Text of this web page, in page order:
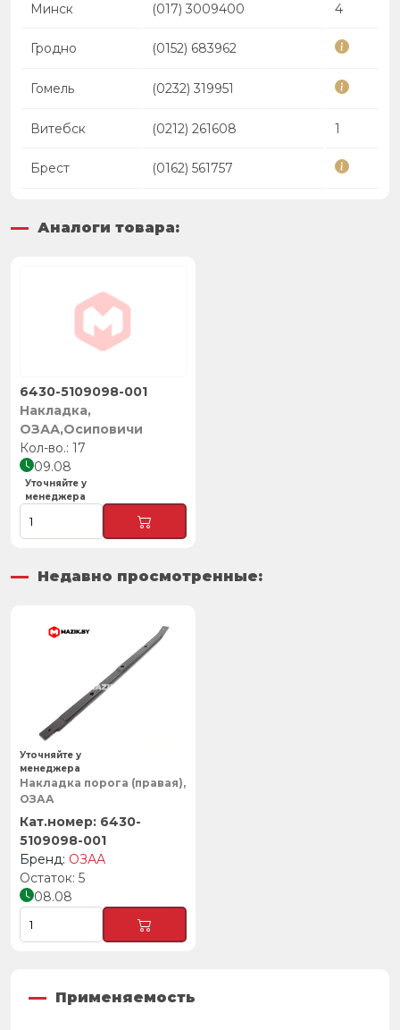
Минск (017) 3009400 4
Гродно (0152) 683962
Гомель (0232) 319951
Витебск (0212) 261608 1
Брест (0162) 561757
Аналоги товара:
Накладка,
ОЗАА,Осиповичи
6430-5109098-001
17
09.08
Уточняйте у
менеджера
Недавно просмотренные:
Накладка порога (правая),
ОЗАА
6430-
5109098-001
ОЗАА
5
08.08
Уточняйте у
менеджера
Применяемость